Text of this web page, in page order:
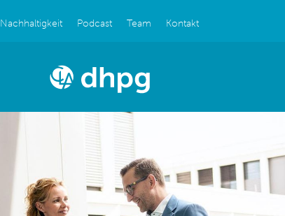
Nachhaltigkeit Podcast Team Kontakt